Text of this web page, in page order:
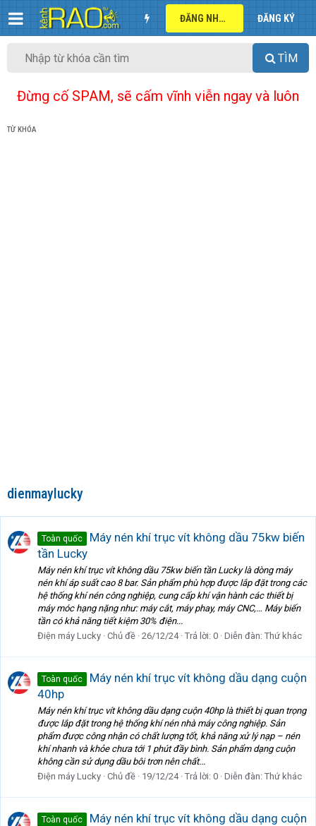
ĐĂNG NHẬP ĐĂNG KÝ
TÌM
Đừng cố SPAM, sẽ cấm vĩnh viễn ngay và luôn
TỪ KHÓA
dienmaylucky
Toàn quốc
Máy nén khí trục vít không dầu 75kw biến
tần Lucky
Máy nén khí trục vít không dầu 75kw biến tần Lucky là dòng máy
nén khí áp suất cao 8 bar. Sản phẩm phù hợp được lắp đặt trong các
hệ thống khí nén công nghiệp, cung cấp khí vận hành các thiết bị
máy móc hạng nặng như: máy cắt, máy phay, máy CNC,… Máy biến
tần có khả năng tiết kiệm 30% điện...
Điện máy Lucky Chủ đề 26/12/24 Trả lời: 0 Diễn đàn: Thứ khác
Toàn quốc
Máy nén khí trục vít không dầu dạng cuộn
40hp
Máy nén khí trục vít không dầu dạng cuộn 40hp là thiết bị quan trọng
được lắp đặt trong hệ thống khí nén nhà máy công nghiệp. Sản
phẩm được công nhận có chất lượng tốt, khả năng xử lý nạp – nén
khí nhanh và khỏe chưa tới 1 phút đầy bình. Sản phẩm dạng cuộn
không cần sử dụng dầu bôi trơn nên chất...
Điện máy Lucky Chủ đề 19/12/24 Trả lời: 0 Diễn đàn: Thứ khác
Toàn quốc
Máy nén khí trục vít không dầu dạng cuộn